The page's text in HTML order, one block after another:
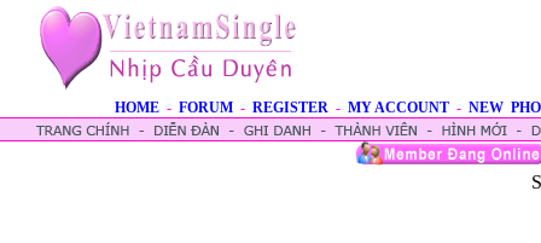
HOME - FORUM - REGISTER - MY ACCOUNT - NEW